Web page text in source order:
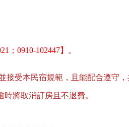
；0910-102447】。
接受本民宿規範，且能配合遵守
將取消訂房且不退費。